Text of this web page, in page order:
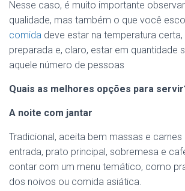
Nesse caso, é muito importante
qualidade, mas também o que você
comida deve estar na temperatura certa,
preparada e, claro, estar em quantidade
aquele número de pessoas
Quais as melhores opções para
A noite com jantar
Tradicional, aceita bem massas e
entrada, prato principal, sobremesa e
contar com um menu temático, como
dos noivos ou comida asiática.